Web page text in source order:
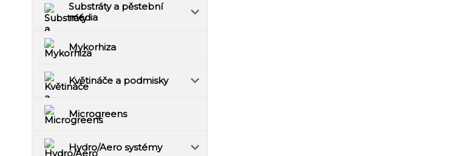
Substráty a pěstební
média
Mykorhiza
Květináče a podmisky
Microgreens
Hydro/Aero systémy